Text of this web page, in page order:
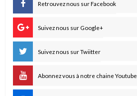
Retrouvez nous sur Facebook
Suivez nous sur Google+
Suivez nous sur Twiitter
Abonnez vous à notre chaine Youtube